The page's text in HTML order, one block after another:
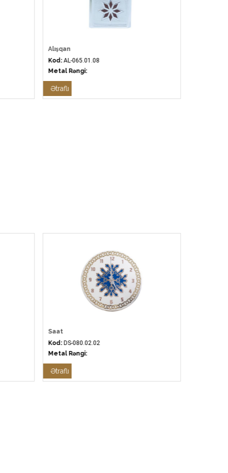
Alışqan
Kod:AL-065.01.08
Metal Rəngi:
Ətraflı
Saat
Kod: DS-080.02.02
Metal Rəngi:
Ətraflı